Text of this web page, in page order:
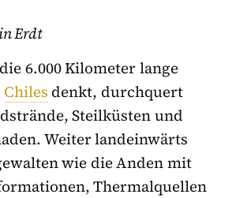
Erdt
6.000 Kilometer lange
Chiles denkt, durchquert
Steilküsten und
Weiter landeinwärts
wie die Anden mit
Thermalquellen